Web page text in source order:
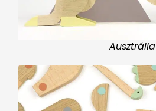
Ausztrália